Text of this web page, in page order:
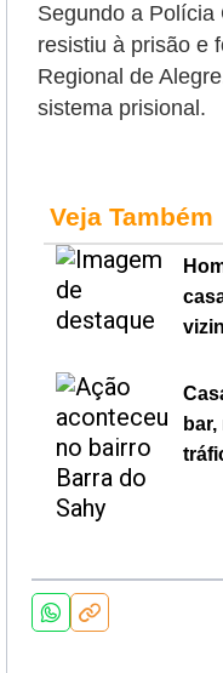
Segundo a Polícia
resistiu à prisão e
Regional de
sistema prisional.
Veja Também